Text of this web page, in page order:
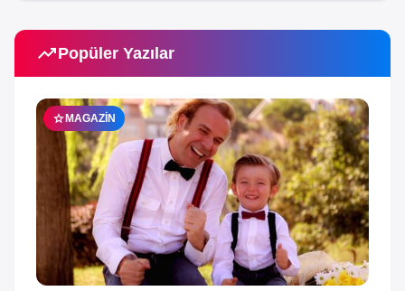
trending_upPopüler Yazılar
star MAGAZIN